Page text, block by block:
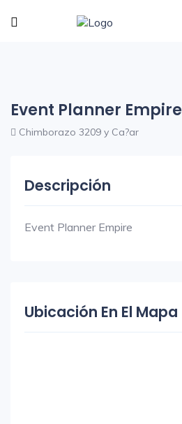
Event Planner Empire
Chimborazo 3209 y Ca?ar
Descripción
Event Planner Empire
Ubicación En El Mapa